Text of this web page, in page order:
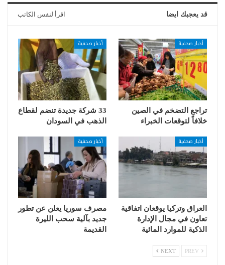
قد يعجبك ايضا اقرأ لنفس الكاتب
أخبار صحفية
تراجع التضخم في الصين
خلافاً لتوقعات الخبراء
أخبار صحفية
33 شركة جديدة تنضم لقطاع
الذهب في السودان
أخبار صحفية
العراق وتركيا يوقعان اتفاقية
تعاون في مجال الإدارة
الذكية للموارد المائية
أخبار صحفية
مصرف سوريا يعلن عن تطور
جديد بآلية سحب الليرة
القديمة
NEXT